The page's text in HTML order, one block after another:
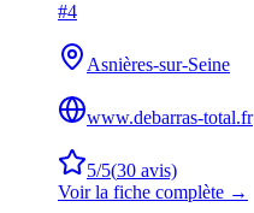
#4
Asnières-sur-Seine
www.debarras-total.fr
5/5(30 avis)
Voir la fiche complète →